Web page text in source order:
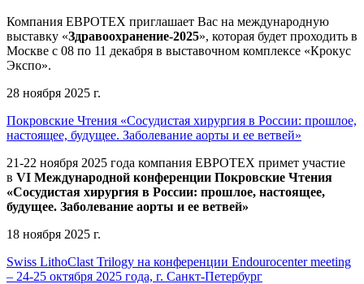
Компания ЕВРОТЕХ приглашает Вас на международную
выставку «Здравоохранение-2025», которая будет проходить в
Москве с 08 по 11 декабря в выставочном комплексе «Крокус
Экспо».
28 ноября 2025 г.
Покровские Чтения «Сосудистая хирургия в России: прошлое,
настоящее, будущее. Заболевание аорты и ее ветвей»
21-22 ноября 2025 года компания ЕВРОТЕХ примет участие
в VI Международной конференции Покровские Чтения
«Сосудистая хирургия в России: прошлое, настоящее,
будущее. Заболевание аорты и ее ветвей»
18 ноября 2025 г.
Swiss LithoClast Trilogy на конференции Endourocenter meeting
– 24-25 октября 2025 года, г. Санкт-Петербург